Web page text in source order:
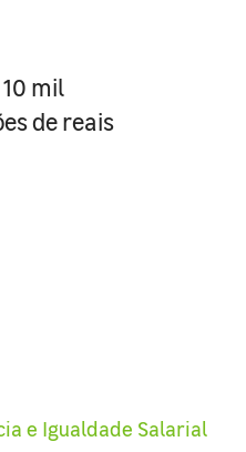
mil
de reais
e Igualdade Salarial